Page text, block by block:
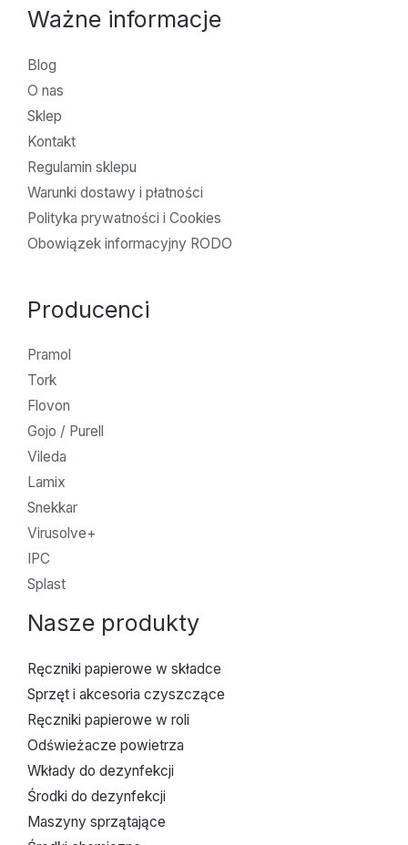
Ważne informacje
Blog
O nas
Sklep
Kontakt
Regulamin sklepu
Warunki dostawy i płatności
Polityka prywatności i Cookies
Obowiązek informacyjny RODO
Producenci
Pramol
Tork
Flovon
Gojo / Purell
Vileda
Lamix
Snekkar
Virusolve+
IPC
Splast
Nasze produkty
Ręczniki papierowe w składce
Sprzęt i akcesoria czyszczące
Ręczniki papierowe w roli
Odświeżacze powietrza
Wkłady do dezynfekcji
Środki do dezynfekcji
Maszyny sprzątające